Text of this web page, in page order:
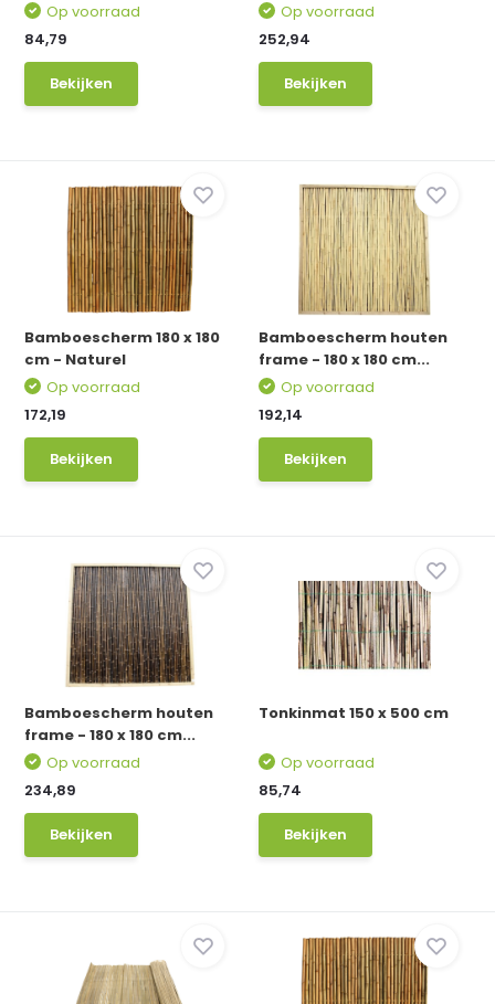
Op voorraad
84,79
Bekijken
Op voorraad
252,94
Bekijken
Bamboescherm 180 x 180
cm - Naturel
Op voorraad
172,19
Bekijken
Bamboescherm houten
frame - 180 x 180 cm...
Op voorraad
192,14
Bekijken
Bamboescherm houten
frame - 180 x 180 cm...
Op voorraad
234,89
Bekijken
Tonkinmat 150 x 500 cm
Op voorraad
85,74
Bekijken